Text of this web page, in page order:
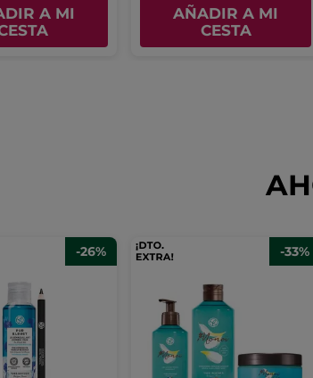
A MI
AÑADIR A MI
CESTA
-26% -33%